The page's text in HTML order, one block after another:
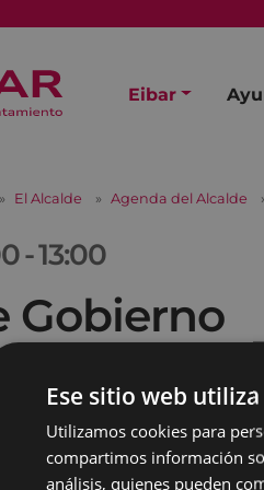
Eibar
El Alcalde Agenda del Alcalde
-13:00
Gobierno
Ese sitio web
Utilizamos cookies para
compartimos información
análisis, quienes pueden